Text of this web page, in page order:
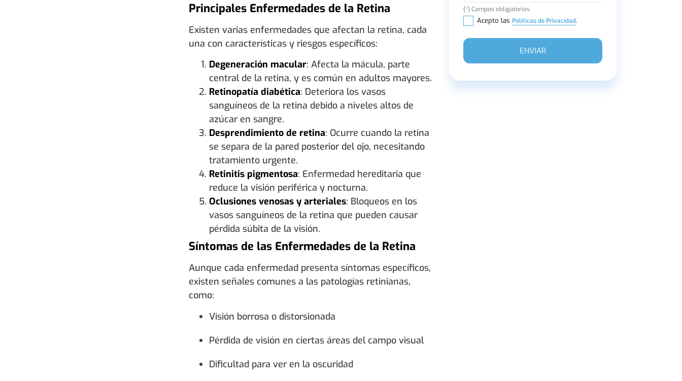
Principales Enfermedades de la Retina
Existen varias enfermedades que afectan la retina, cada
una con características y riesgos específicos:
Degeneración macular: Afecta la mácula, parte
central de la retina, y es común en adultos mayores.
Retinopatía diabética: Deteriora los vasos
sanguíneos de la retina debido a niveles altos de
azúcar en sangre.
Desprendimiento de retina: Ocurre cuando la retina
se separa de la pared posterior del ojo, necesitando
tratamiento urgente.
Retinitis pigmentosa: Enfermedad hereditaria que
reduce la visión periférica y nocturna.
Oclusiones venosas y arteriales: Bloqueos en los
vasos sanguíneos de la retina que pueden causar
pérdida súbita de la visión.
Síntomas de las Enfermedades de la Retina
Aunque cada enfermedad presenta síntomas específicos,
existen señales comunes a las patologías retinianas,
como:
Visión borrosa o distorsionada
Pérdida de visión en ciertas áreas del campo visual
Dificultad para ver en la oscuridad
(*) Campos obligatorios
Acepto las Políticas de Privacidad.